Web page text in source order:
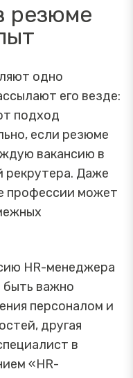
резюме
одно
его везде:
подход
если резюме
вакансию в
рекрутера. Даже
профессии может
HR-менеджера
важно
персоналом и
другая
в
«HR-